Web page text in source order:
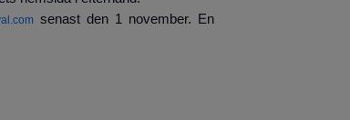
senast den 1 november. En